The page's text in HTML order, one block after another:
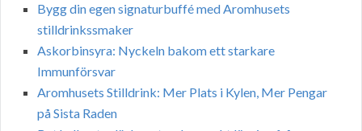
Bygg din egen signaturbuffé med Aromhusets
stilldrinkssmaker
Askorbinsyra: Nyckeln bakom ett starkare
Immunförsvar
Aromhusets Stilldrink: Mer Plats i Kylen, Mer Pengar
på Sista Raden